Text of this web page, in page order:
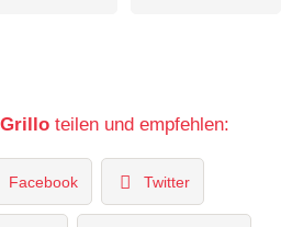
teilen und empfehlen:
Facebook Twitter